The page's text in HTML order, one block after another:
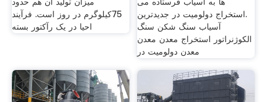
75کیلوگرم در روز است. فرآیند
احیا در یک رآکتور بسته
.استخراج دولومیت در جدیدترین
آسیاب سنگ شکن سنگ
الکوژنراتور استخراج معدن معدن
معدن دولومیت در